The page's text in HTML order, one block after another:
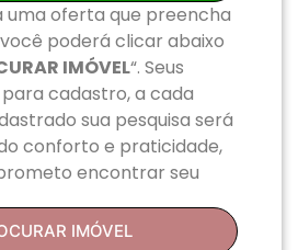
uma oferta que preencha
poderá clicar abaixo
IMÓVEL“. Seus
cadastro, a cada
sua pesquisa será
conforto e praticidade,
encontrar seu
IMÓVEL